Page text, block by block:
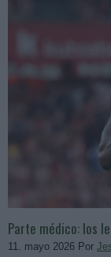
Parte médico: los
11. mayo 2026 Por